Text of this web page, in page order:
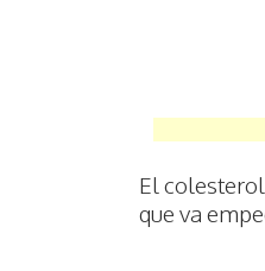
El
que va